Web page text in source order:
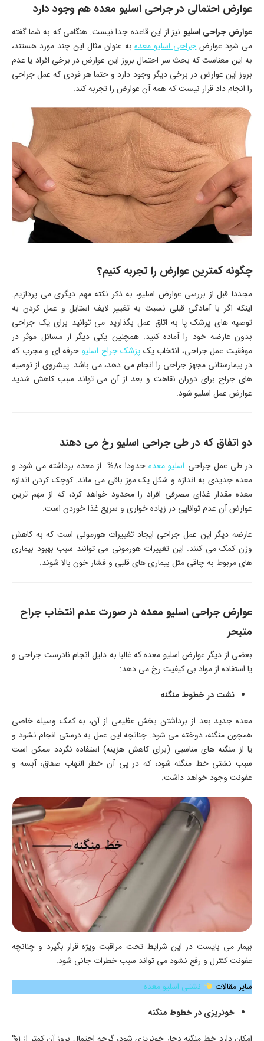
عوارض احتمالی در جراحی اسلیو معده هم وجود دارد
عوارض جراحی اسلیو نیز از این قاعده جدا نیست. هنگامی که به شما گفته
می شود عوارضجراحی اسلیو معدهبه عنوان مثال این چند مورد هستند،
به این معناست که بحث سر احتمال بروز این عوارض در برخی افراد یا عدم
بروز این عوارض در برخی دیگر وجود دارد و حتما هر فردی که عمل جراحی
را انجام داد قرار نیست که همه آن عوارض را تجربه کند.
چگونه کمترین عوارض را تجربه کنیم؟
مجددا قبل از بررسی عوارض اسلیو، به ذکر نکته مهم دیگری می پردازیم.
اینکه اگر با آمادگی قبلی نسبت به تغییر لایف استایل و عمل کردن به
توصیه های پزشک پا به اتاق عمل بگذارید می توانید برای یک جراحی
بدون عارضه خود را آماده کنید. همچنین یکی دیگر از مسائل موثر در
موفقیت عمل جراحی، انتخاب یک پزشک جراح اسلیو حرفه ای و مجرب که
در بیمارستانی مجهز جراحی را انجام می دهد، می باشد. پیشروی از توصیه
های جراح برای دوران نقاهت و بعد از آن می تواند سبب کاهش شدید
عوارض عمل اسلیو شود.
دو اتفاق که در طی جراحی اسلیو رخ می دهند
در طی عمل جراحیاسلیو معده
حدودا 80% از معده برداشته می شود و
معده جدیدی به اندازه و شکل یک موز باقی می ماند. کوچک کردن اندازه
معده مقدار غذای مصرفی افراد را محدود خواهد کرد، که از مهم ترین
عوارض آن عدم توانایی در زیاده خواری و سریع غذا خوردن است.
عارضه دیگر این عمل جراحی ایجاد تغییرات هورمونی است که به کاهش
وزن کمک می کنند. این تغییرات هورمونی می توانند سبب بهبود بیماری
های مربوط به چاقی مثل بیماری های قلبی و فشار خون بالا شوند.
عوارض جراحی اسلیو معده در صورت عدم انتخاب جراح
متبحر
بعضی از دیگر عوارض اسلیو معده که غالبا به دلیل انجام نادرست جراحی و
یا استفاده از مواد بی کیفیت رخ می دهد:
نشت در خطوط منگنه
معده جدید بعد از برداشتن بخش عظیمی از آن، به کمک وسیله خاصی
همچون منگنه، دوخته می شود. چنانچه این عمل به درستی انجام نشود و
یا از منگنه های مناسبی (برای کاهش هزینه) استفاده نگردد ممکن است
سبب نشتی خط منگنه شود، که در پی آن خطر التهاب صفاق، آبسه و
عفونت وجود خواهد داشت.
بیمار می بایست در این شرایط تحت مراقبت ویژه قرار بگیرد و چنانچه
عفونت کنترل و رفع نشود می تواند سبب خطرات جانی شود.
سایر مقالات
نشتی اسلیو معده
خونریزی در خطوط منگنه